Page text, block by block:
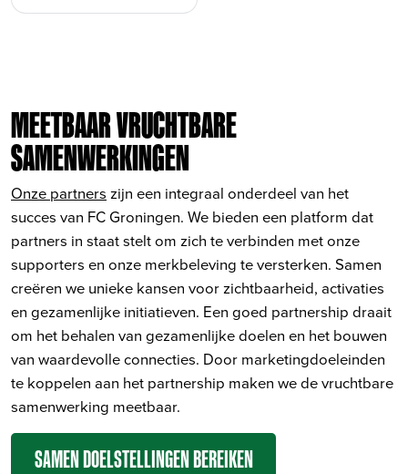
MEETBAAR VRUCHTBARE
SAMENWERKINGEN
Onze partners zijn een integraal onderdeel van het
succes van FC Groningen. We bieden een platform dat
partners in staat stelt om zich te verbinden met onze
supporters en onze merkbeleving te versterken. Samen
creëren we unieke kansen voor zichtbaarheid, activaties
en gezamenlijke initiatieven. Een goed partnership draait
om het behalen van gezamenlijke doelen en het bouwen
van waardevolle connecties. Door marketingdoeleinden
te koppelen aan het partnership maken we de vruchtbare
samenwerking meetbaar.
SAMEN DOELSTELLINGEN BEREIKEN